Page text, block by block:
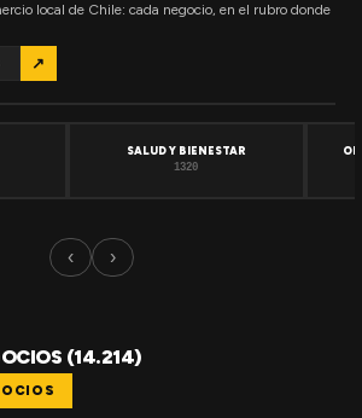
local de Chile: cada negocio, en el rubro donde
↗
SALUD Y BIENESTAR
1320
‹ ›
(14.214)